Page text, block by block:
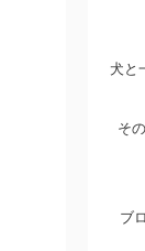
犬と
そ
ブ